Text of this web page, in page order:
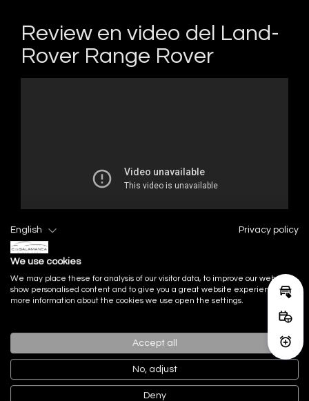
Review en video del Land-
Rover Range Rover
serie incluido
Acabado Interior
English Privacy policy
We use cookies
We may place these for analysis of our visitor data, to improve our website,
show personalised content and to give you a great website experience. For
more information about the cookies we use open the settings.
Accept all
No, adjust
Deny